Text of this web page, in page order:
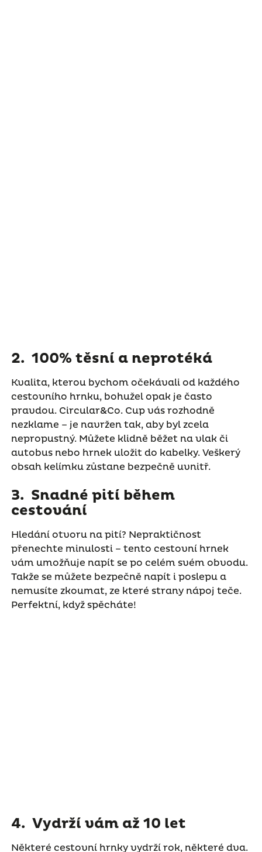
2. 100% těsní a neprotéká
Kvalita, kterou bychom očekávali od každého
cestovního hrnku, bohužel opak je často
pravdou. Circular&Co. Cup vás rozhodně
nezklame – je navržen tak, aby byl zcela
nepropustný. Můžete klidně běžet na vlak či
autobus nebo hrnek uložit do kabelky. Veškerý
obsah kelímku zůstane bezpečně uvnitř.
3. Snadné pití během
cestování
Hledání otvoru na pití? Nepraktičnost
přenechte minulosti – tento cestovní hrnek
vám umožňuje napít se po celém svém obvodu.
Takže se můžete bezpečně napít i poslepu a
nemusíte zkoumat, ze které strany nápoj teče.
Perfektní, když spěcháte!
4. Vydrží vám až 10 let
Některé cestovní hrnky vydrží rok, některé dva.